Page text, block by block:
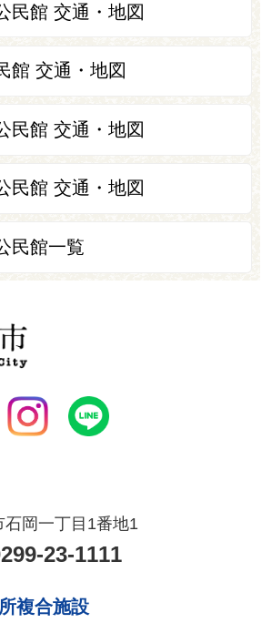
民館 交通・地図
館 交通・地図
民館 交通・地図
民館 交通・地図
民館一覧
岡一丁目1番地1
23-1111
複合施設